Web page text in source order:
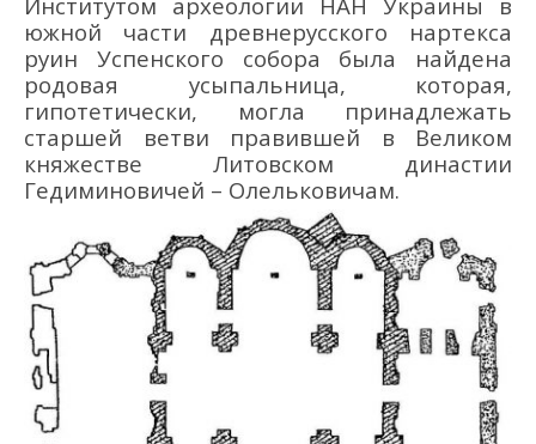
южной части древнерусского нартекса
руин Успенского собора была найдена
родовая усыпальница, которая,
гипотетически, могла принадлежать
старшей ветви правившей в Великом
княжестве Литовском династии
Гедиминовичей – Олельковичам.